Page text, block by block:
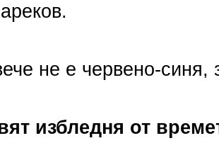
не е червено-синя,
избледня от